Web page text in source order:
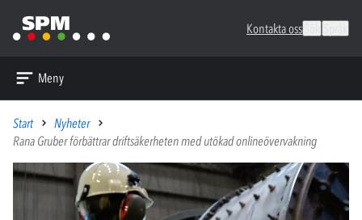
Kontakta oss
Meny
Start
Nyheter
Rana Gruber förbättrar driftsäkerheten med utökad onlineövervakning